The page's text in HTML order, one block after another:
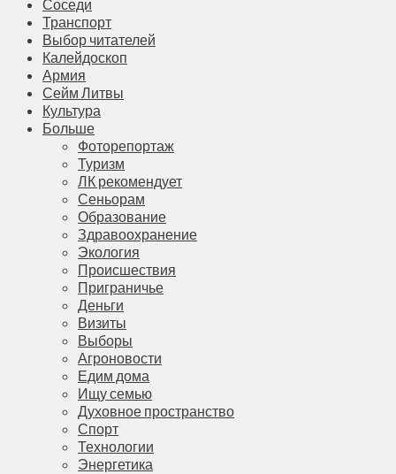
Соседи
Транспорт
Выбор читателей
Калейдоскоп
Армия
Сейм Литвы
Культура
Больше
Фоторепортаж
Туризм
ЛК рекомендует
Сеньорам
Образование
Здравоохранение
Экология
Происшествия
Приграничье
Деньги
Визиты
Выборы
Агроновости
Едим дома
Ищу семью
Духовное пространство
Спорт
Технологии
Энергетика